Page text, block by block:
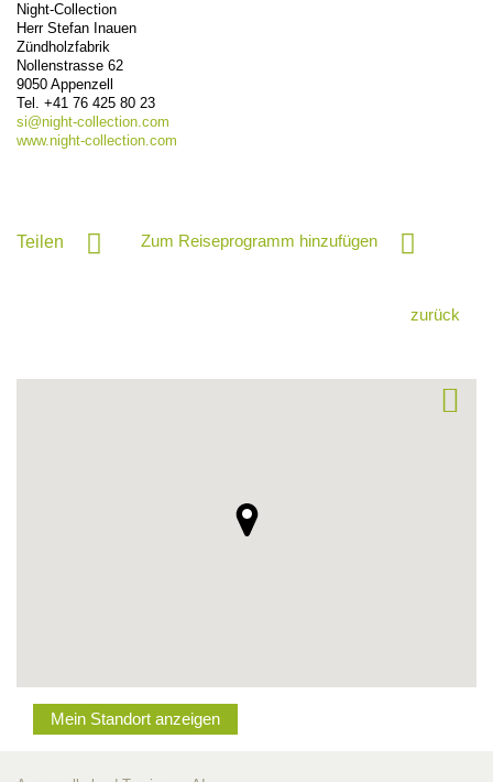
Night-Collection
Herr Stefan Inauen
Zündholzfabrik
Nollenstrasse 62
9050 Appenzell
Tel. +41 76 425 80 23
si@night-collection.com
www.night-collection.com
Teilen Zum Reiseprogramm hinzufügen
zurück
Mein Standort anzeigen